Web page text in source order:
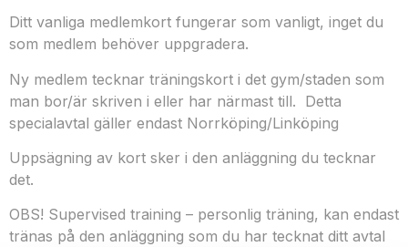
Ditt vanliga medlemkort fungerar som vanligt, inget du
som medlem behöver uppgradera.
Ny medlem tecknar träningskort i det gym/staden som
man bor/är skriven i eller har närmast till. Detta
specialavtal gäller endast Norrköping/Linköping
Uppsägning av kort sker i den anläggning du tecknar
det.
OBS! Supervised training – personlig träning, kan endast
tränas på den anläggning som du har tecknat ditt avtal